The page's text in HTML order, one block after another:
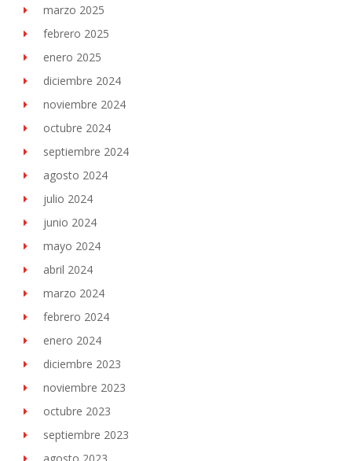
marzo 2025
febrero 2025
enero 2025
diciembre 2024
noviembre 2024
octubre 2024
septiembre 2024
agosto 2024
julio 2024
junio 2024
mayo 2024
abril 2024
marzo 2024
febrero 2024
enero 2024
diciembre 2023
noviembre 2023
octubre 2023
septiembre 2023